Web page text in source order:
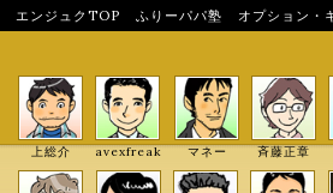
エンジュクTOP ふりーパパ塾 オプション・
上総介 avexfreak マネー 斉藤正章